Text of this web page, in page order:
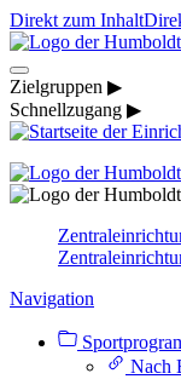
Direkt zum Inhalt
Zielgruppen ▶
Schnellzugang ▶
Navigation
Nach